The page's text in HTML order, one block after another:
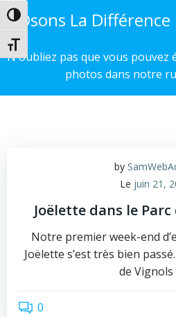
Passer en contraste élevé
Changer la taille de la police
au
Osons La Différence
N'oubliez pas que vous pouvez
photos dans notre
by
Le juin 21,
Joëlette dans le
Notre premier week-end
Joëlette s’est très bien
de
0